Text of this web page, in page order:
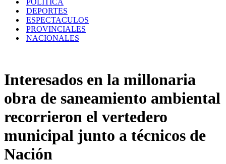
POLÍTICA
DEPORTES
ESPECTACULOS
PROVINCIALES
NACIONALES
Interesados en la millonaria
obra de saneamiento ambiental
recorrieron el vertedero
municipal junto a técnicos de
Nación